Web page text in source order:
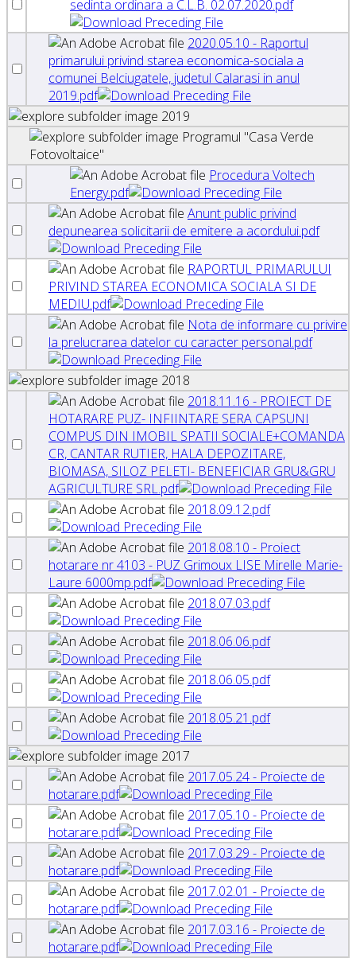
sedinta ordinara a C.L.B. 02.07.2020.pdf
2020.05.10 - Raportul
primarului privind starea economica-sociala a
comunei Belciugatele, judetul Calarasi in anul
2019.pdf
2019
Programul "Casa Verde
Fotovoltaice"
Procedura Voltech
Energy.pdf
Anunt public privind
depunearea solicitarii de emitere a acordului.pdf
RAPORTUL PRIMARULUI
PRIVIND STAREA ECONOMICA SOCIALA SI DE
MEDIU.pdf
Nota de informare cu privire
la prelucrarea datelor cu caracter personal.pdf
2018
2018.11.16 - PROIECT DE
HOTARARE PUZ- INFIINTARE SERA CAPSUNI
COMPUS DIN IMOBIL SPATII SOCIALE+COMANDA
CR, CANTAR RUTIER, HALA DEPOZITARE,
BIOMASA, SILOZ PELETI- BENEFICIAR GRU&GRU
AGRICULTURE SRL.pdf
2018.09.12.pdf
2018.08.10 - Proiect
hotarare nr 4103 - PUZ Grimoux LISE Mirelle Marie-
Laure 6000mp.pdf
2018.07.03.pdf
2018.06.06.pdf
2018.06.05.pdf
2018.05.21.pdf
2017
2017.05.24 - Proiecte de
hotarare.pdf
2017.05.10 - Proiecte de
hotarare.pdf
2017.03.29 - Proiecte de
hotarare.pdf
2017.02.01 - Proiecte de
hotarare.pdf
2017.03.16 - Proiecte de
hotarare.pdf